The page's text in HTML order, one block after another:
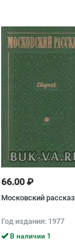
66.00 ₽
Московский рассказ
Год издания: 1977
В наличии 1